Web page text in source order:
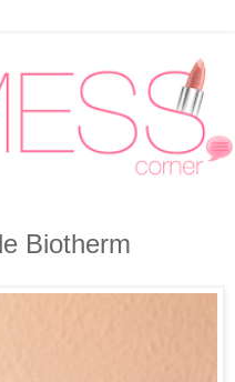
Biotherm